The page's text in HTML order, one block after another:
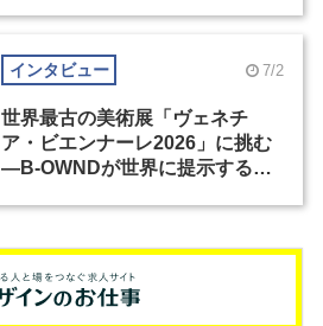
インタビュー 7/2
世界最古の美術展「ヴェネチ
ア・ビエンナーレ2026」に挑む
―B-OWNDが世界に提示する美